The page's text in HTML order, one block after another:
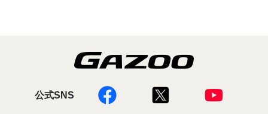
公式SNS